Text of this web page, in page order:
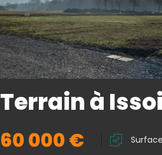
Terrain à
60 000 €